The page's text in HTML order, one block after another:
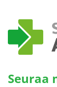
Seuraa